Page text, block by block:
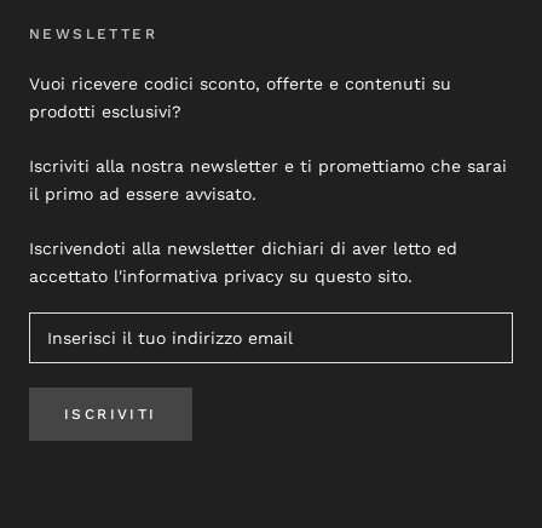
NEWSLETTER
Vuoi ricevere codici sconto, offerte e contenuti su
prodotti esclusivi?
Iscriviti alla nostra newsletter e ti promettiamo che sarai
il primo ad essere avvisato.
Iscrivendoti alla newsletter dichiari di aver letto ed
accettato l'informativa privacy su questo sito.
ISCRIVITI